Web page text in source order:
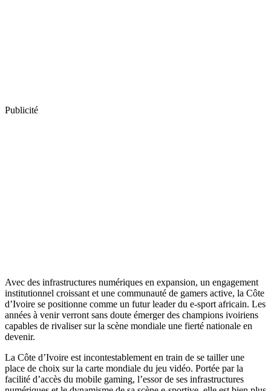
Publicité
Avec des infrastructures numériques en expansion, un engagement
institutionnel croissant et une communauté de gamers active, la Côte
d’Ivoire se positionne comme un futur leader du e-sport africain. Les
années à venir verront sans doute émerger des champions ivoiriens
capables de rivaliser sur la scène mondiale une fierté nationale en
devenir.
La Côte d’Ivoire est incontestablement en train de se tailler une
place de choix sur la carte mondiale du jeu vidéo. Portée par la
facilité d’accès du mobile gaming, l’essor de ses infrastructures